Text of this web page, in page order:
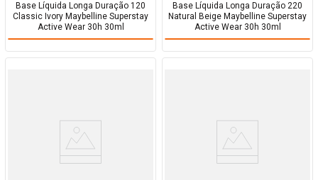
Base Líquida Longa Duração 120
Classic Ivory Maybelline Superstay
Active Wear 30h 30ml
Base Líquida Longa Duração 220
Natural Beige Maybelline Superstay
Active Wear 30h 30ml